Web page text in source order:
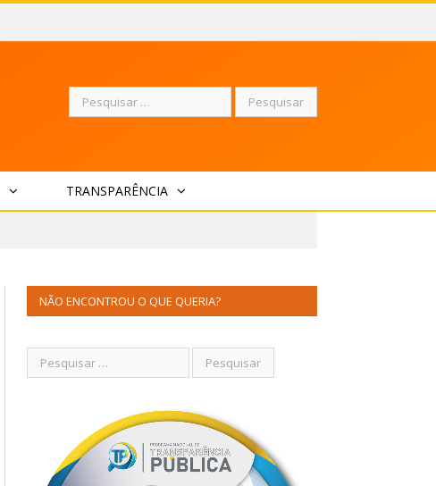
Pesquisar
TRANSPARÊNCIA
NÃO ENCONTROU O QUE QUERIA?